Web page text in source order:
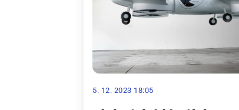
5. 12. 2023 18:05